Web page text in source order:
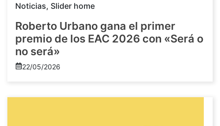
Noticias, Slider home
Roberto Urbano gana el primer
premio de los EAC 2026 con «Será o
no será»
22/05/2026